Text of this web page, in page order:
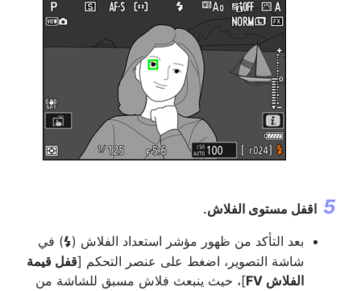
اقفل مستوى الفلاش.
بعد التأكد من ظهور مؤشر استعداد الفلاش (c) في
شاشة التصوير، اضغط على عنصر التحكم [قفل قيمة
الفلاش FV
]، حيث ينبعث فلاش مسبق للشاشة من